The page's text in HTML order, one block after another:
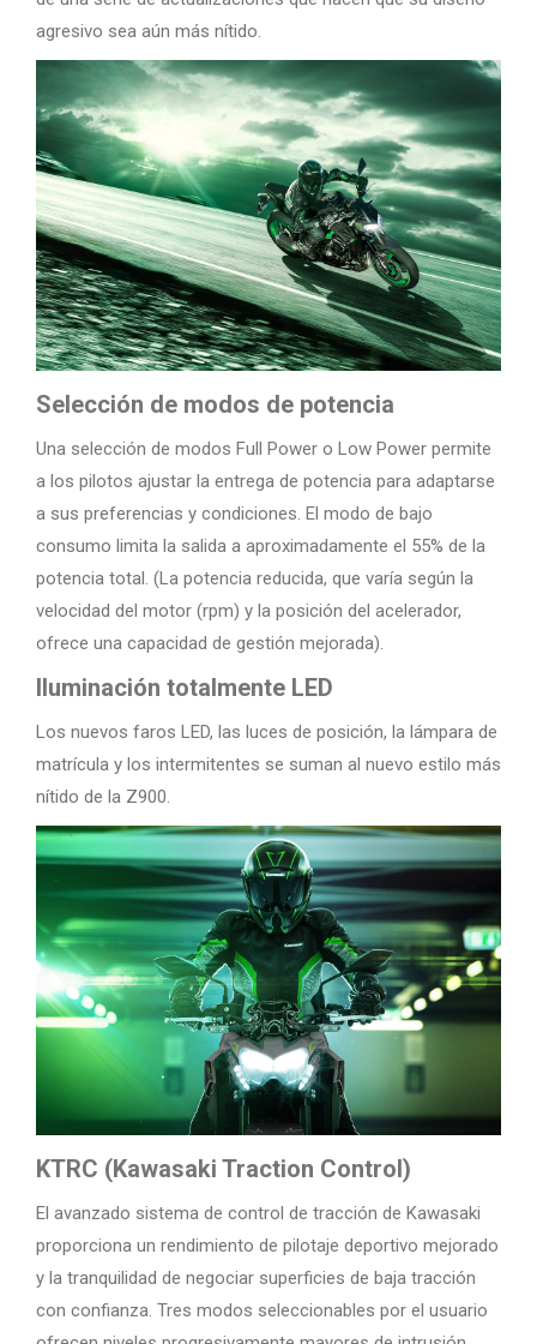
agresivo sea aún más nítido.
Selección de modos de potencia
Una selección de modos Full Power o Low Power permite
a los pilotos ajustar la entrega de potencia para adaptarse
a sus preferencias y condiciones. El modo de bajo
consumo limita la salida a aproximadamente el 55% de la
potencia total. (La potencia reducida, que varía según la
velocidad del motor (rpm) y la posición del acelerador,
ofrece una capacidad de gestión mejorada).
Iluminación totalmente LED
Los nuevos faros LED, las luces de posición, la lámpara de
matrícula y los intermitentes se suman al nuevo estilo más
nítido de la Z900.
KTRC (Kawasaki Traction Control)
El avanzado sistema de control de tracción de Kawasaki
proporciona un rendimiento de pilotaje deportivo mejorado
y la tranquilidad de negociar superficies de baja tracción
con confianza. Tres modos seleccionables por el usuario